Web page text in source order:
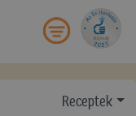
Receptek